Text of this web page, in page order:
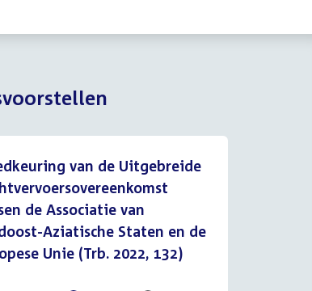
van de Uitgebreide
de Associatie van
Aziatische Staten en de
Unie (Trb. 2022, 132)